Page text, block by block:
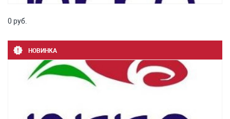
0 руб.
НОВИНКА